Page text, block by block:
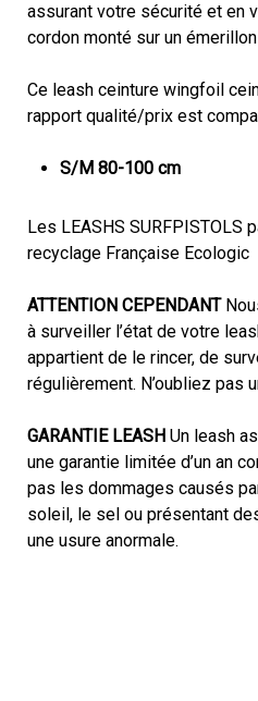
assurant votre sécurité et en
cordon monté sur un
Ce leash ceinture wingfoil
rapport qualité/prix est
S/M 80-100 cm
Les LEASHS SURFPISTOLS
recyclage Française Ecologic
ATTENTION CEPENDANT
à surveiller l’état de votre
appartient de le rincer, de
régulièrement. N’oubliez pas
GARANTIE LEASHUn leash
une garantie limitée d’un an
pas les dommages causés
soleil, le sel ou présentant
une usure anormale.